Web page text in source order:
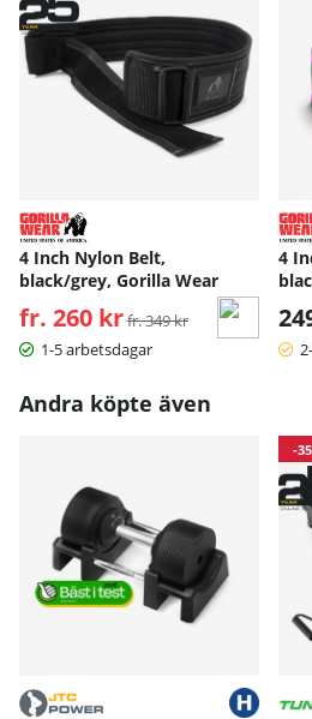
4 Inch Nylon Belt,
black/grey, Gorilla Wear
fr. 260 kr Ordinarie pris:
fr. 349 kr
1-5 arbetsdagar
4
Andra köpte även
-